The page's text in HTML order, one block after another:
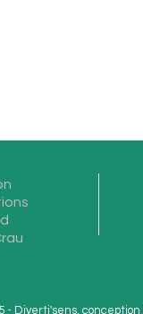
- Diverti'sens, conception